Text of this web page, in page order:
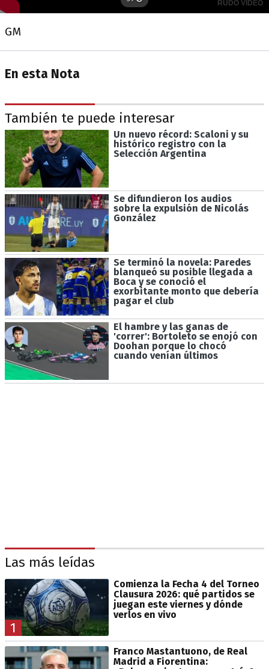
GM
En esta Nota
También te puede interesar
Un nuevo récord: Scaloni y su
histórico registro con la
Selección Argentina
Se difundieron los audios
sobre la expulsión de Nicolás
González
Se terminó la novela: Paredes
blanqueó su posible llegada a
Boca y se conoció el
exorbitante monto que debería
pagar el club
El hambre y las ganas de
'correr': Bortoleto se enojó con
Doohan porque lo chocó
cuando venían últimos
Las más leídas
1
Comienza la Fecha 4 del Torneo
Clausura 2026: qué partidos se
juegan este viernes y dónde
verlos en vivo
Franco Mastantuono, de Real
Madrid a Fiorentina: